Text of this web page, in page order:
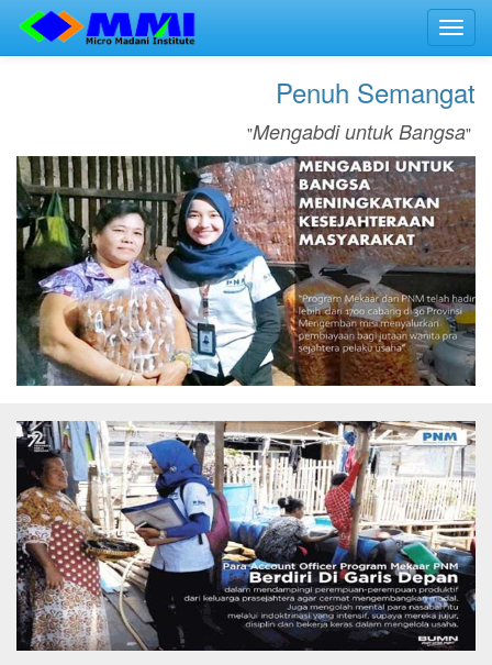
Penuh Semangat
"Mengabdi untuk Bangsa"